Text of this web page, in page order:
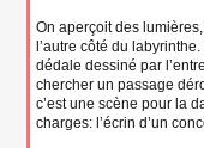
On aperçoit des
l’autre côté du
dédale dessiné par
chercher un passage
c’est une scène pour la
charges: l’écrin d’un